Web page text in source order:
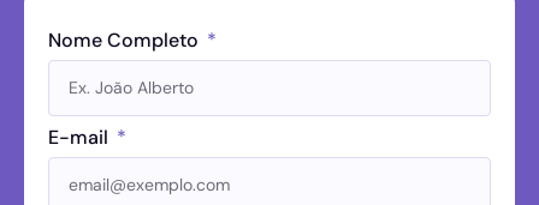
Nome Completo
E-mail